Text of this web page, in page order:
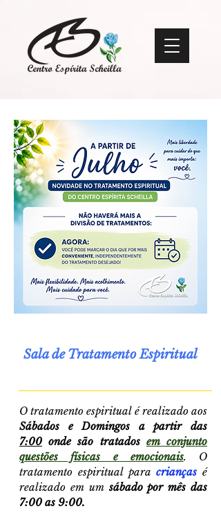
Sala de Tratamento Espiritual
O tratamento espiritual é realizado aos
Sábados e Domingos a partir das
7:00 onde são tratados em conjunto
questões físicas e emocionais. O
tratamento espiritual paracrianças é
realizado em umsábado por mês das
7:00 as 9:00.